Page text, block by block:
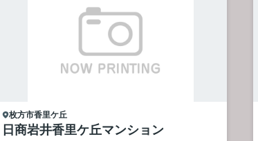
枚方市香里ケ丘
日商岩井香里ケ丘マンション